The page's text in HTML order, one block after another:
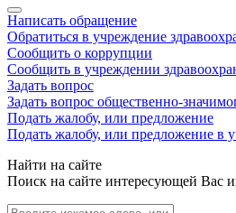
Написать обращение
Обратиться в учреждение
Сообщить о коррупции
Сообщить в учреждении
Задать вопрос
Задать вопрос общественно-
Подать жалобу, или предложение
Подать жалобу, или предложение в
Найти на сайте
Поиск на сайте интересующей Вас